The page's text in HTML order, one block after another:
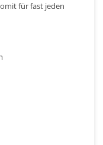
für fast jeden